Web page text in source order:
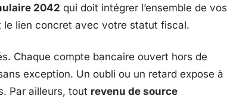
2042 qui doit intégrer l’ensemble de vos
lien concret avec votre statut fiscal.
Chaque compte bancaire ouvert hors de
exception. Un oubli ou un retard expose à
Par ailleurs, tout revenu de source